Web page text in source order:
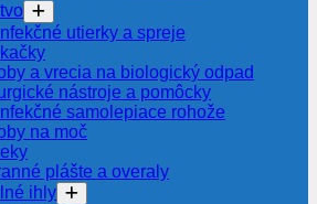
utierky a spreje
a vrecia na biologický odpad
nástroje a pomôcky
samolepiace rohože
na moč
plášte a overaly
ihly